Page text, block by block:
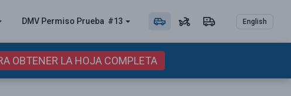
DMV Permiso Prueba #13 English
OBTENER LA HOJA COMPLETA